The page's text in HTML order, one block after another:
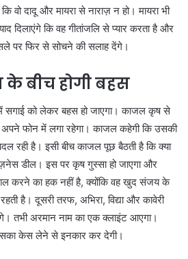
वो दादू और मायरा से नाराज़ न हो। मायरा भी
दिलाएंगे कि वह गीतांजलि से प्यार करता है और
पर फिर से सोचने की सलाह देंगे।
बीच होगी बहस
को लेकर बहस हो जाएगा। काजल कृष से
अपने फोन में लगा रहेगा। काजल कहेगी कि उसकी
रही है। इसी बीच काजल पूछ बैठती है कि क्या
डील। इस पर कृष गुस्सा हो जाएगा और
करने का हक नहीं है, क्योंकि वह खुद संजय के
है। दूसरी तरफ, अभिरा, विद्या और कावेरी
तभी अरमान नाम का एक क्लाइंट आएगा।
केस लेने से इनकार कर देगी।